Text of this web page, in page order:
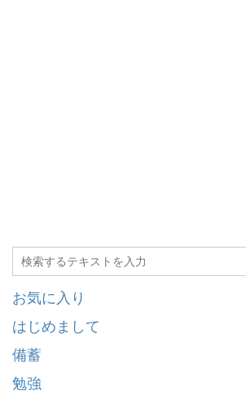
お気に入り
はじめまして
備蓄
勉強